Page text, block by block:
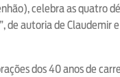
celebra as quatro
de autoria de Claudemir
dos 40 anos de